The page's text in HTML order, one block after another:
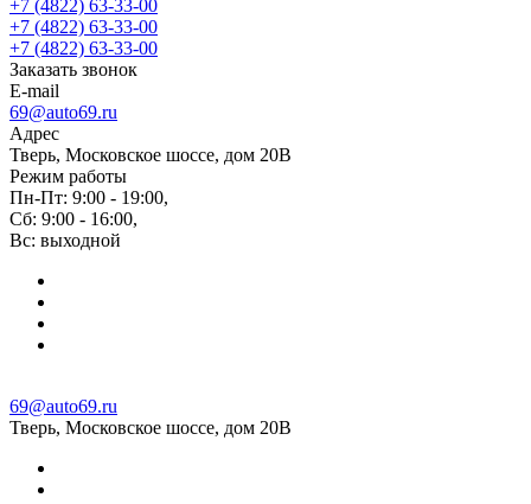
+7 (4822) 63-33-00
+7 (4822) 63-33-00
+7 (4822) 63-33-00
Заказать звонок
E-mail
69@auto69.ru
Адрес
Тверь, Московское шоссе, дом 20В
Режим работы
Пн-Пт: 9:00 - 19:00,
Сб: 9:00 - 16:00,
Вс: выходной
69@auto69.ru
Тверь, Московское шоссе, дом 20В